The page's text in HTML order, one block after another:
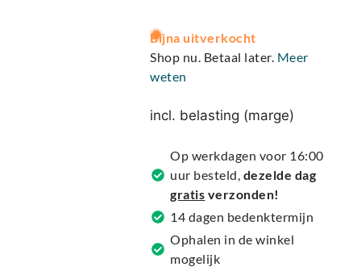
A
l
t
e
r
t
v
e
:
Bijna uitverkocht
Shop nu. Betaal later. Meer
weten
incl. belasting (marge)
Op werkdagen voor 16:00
uur besteld, dezelde dag
gratis verzonden!
14 dagen bedenktermijn
Ophalen in de winkel
mogelijk